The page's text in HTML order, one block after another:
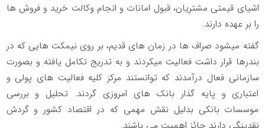
اشیای قیمتی مشتریان، قبول امانات و انجام وکالت خرید و فروش ها
را بر عهده دارند.
گفته میشود صراف‌ ها در زمان‌ های قدیم، بر روی نیمکت‌ هایی که در
بندرها قرار داشت فعالیت میکردند و به تدریج تکامل یافته و بصورت
سازمانی فعال درآمدند که توانستند مرکز کلیه فعالیت‌ های پولی و
اعتباری و پایه گذار بانک‌ های امروزی گردند. تحلیل و بررسی
موسسات بانکی بدلیل نقش مهمی که در اقتصاد کشور و گردش